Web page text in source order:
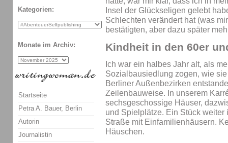
Insel der Glückseligen gelebt
Schlechten verändert hat (was
bestätigten, aber dazu später
Kindheit in den 60er
Ich war ein halbes Jahr alt, als
Sozialbausiedlung zogen, wie
Berliner Außenbezirken
Zeilenbauweise. In unserem
sechsgeschossige Häuser,
und Spielplätze. Ein Stück
Straße mit Einfamilienhäusern.
Häuschen.
Kategorien:
Monate im Archiv:
Startseite
Petra A. Bauer, Berlin
Autorin
Journalistin